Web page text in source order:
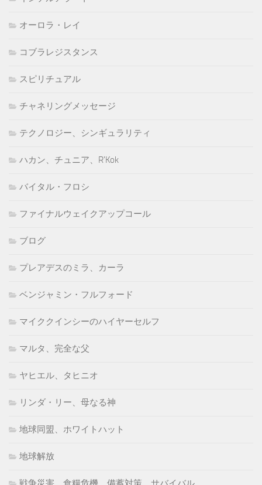
オーロラ・レイ
コブラレジスタンス
スピリチュアル
チャネリングメッセージ
テクノロジー、シンギュラリティ
ハカン、チュニア、R'Kok
バイタル・フロシ
ファイナルウェイクアップコール
ブログ
プレアデスのミラ、カーラ
ベンジャミン・フルフォード
マイククインシーのハイヤーセルフ
マルタ、完全な父
ヤヒエル、タヒニオ
リンダ・リー、母なる神
地球同盟、ホワイトハット
地球解放